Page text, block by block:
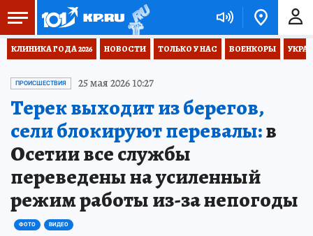
КЛИНИКА ГОДА 2026 НОВОСТИ ТОЛЬКО У НАС ВОЕНКОРЫ
ПРОИСШЕСТВИЯ 25 мая 2026 10:27
Терек выходит из берегов,
сели блокируют перевалы:в
Осетии все службы
переведены на усиленный
режим работы из-за непогоды
ФОТО ВИДЕО